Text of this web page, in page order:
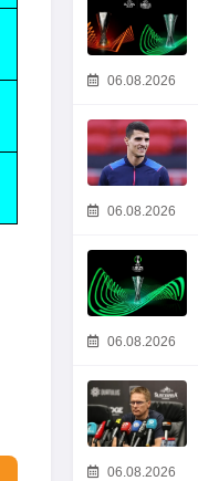
06.08.2026
06.08.2026
06.08.2026
06.08.2026